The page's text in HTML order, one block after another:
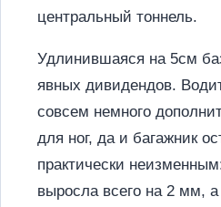
центральный тоннель.
Удлинившаяся на 5см
явных дивидендов.
совсем немного
для ног, да и багажник
практически
выросла всего на 2 мм,